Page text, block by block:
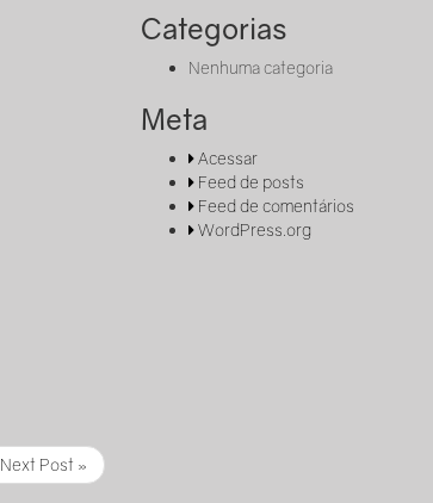
Next Post »
Categorias
Nenhuma categoria
Meta
Acessar
Feed de posts
Feed de comentários
WordPress.org